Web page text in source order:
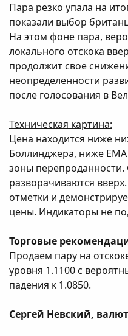
Пара резко упала на
показали выбор
На этом фоне пара,
локального отскока
продолжит свое
неопределенности
после голосования в
Техническая картина:
Цена находится ниже
Боллинджера, ниже ЕМА
зоны перепроданности.
разворачиваются
отметки и
цены. Индикаторы не
Торговые
Продаем пару на
уровня 1.1100 с
падения к 1.0850.
Сергей Невский,